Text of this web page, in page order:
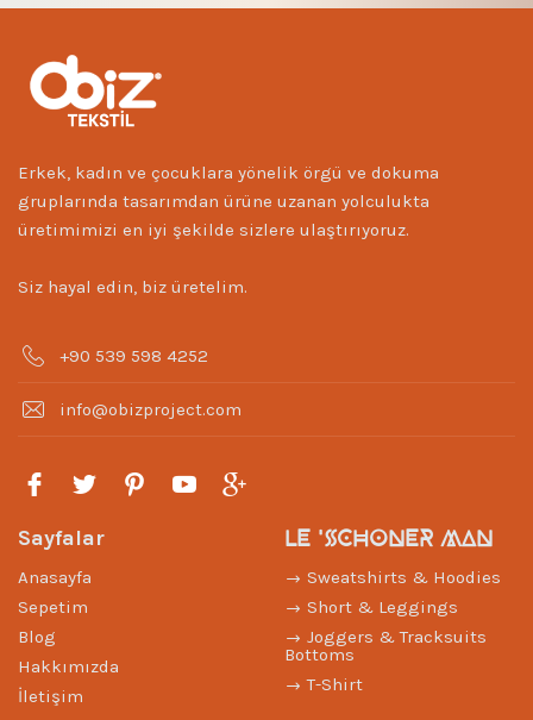
Erkek, kadın ve çocuklara yönelik örgü ve dokuma
gruplarında tasarımdan ürüne uzanan yolculukta
üretimimizi en iyi şekilde sizlere ulaştırıyoruz.
Siz hayal edin, biz üretelim.
+90 539 598 4252
info@obizproject.com
Sayfalar
Anasayfa
Sepetim
Blog
Hakkımızda
İletişim
LE 'SCHONER MAN
Sweatshirts & Hoodies
Short & Leggings
Joggers & Tracksuits
Bottoms
T-Shirt